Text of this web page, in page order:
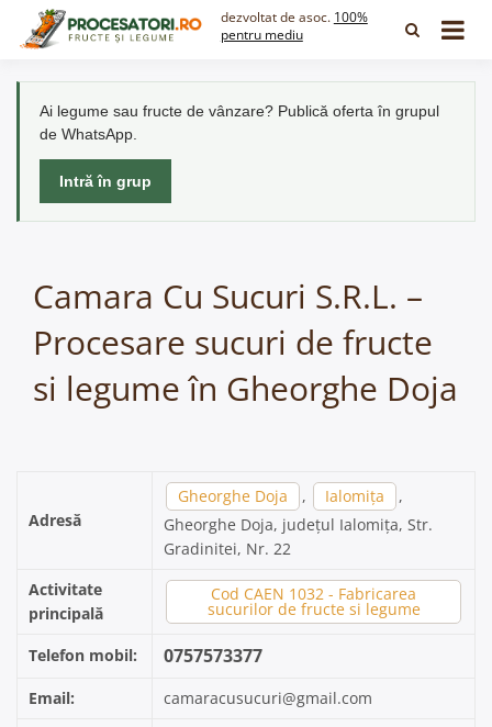
dezvoltat de asoc. 100%
pentru mediu
Ai legume sau fructe de vânzare? Publică oferta în grupul
de WhatsApp.
Intră în grup
Camara Cu Sucuri S.R.L. –
Procesare sucuri de fructe
si legume în Gheorghe Doja
Adresă
Gheorghe Doja , Ialomița
,
Gheorghe Doja, județul Ialomița, Str.
Gradinitei, Nr. 22
Activitate
principală
Cod CAEN 1032 - Fabricarea
sucurilor de fructe si legume
Telefon mobil: 0757573377
Email:
camaracusucuri@gmail.com